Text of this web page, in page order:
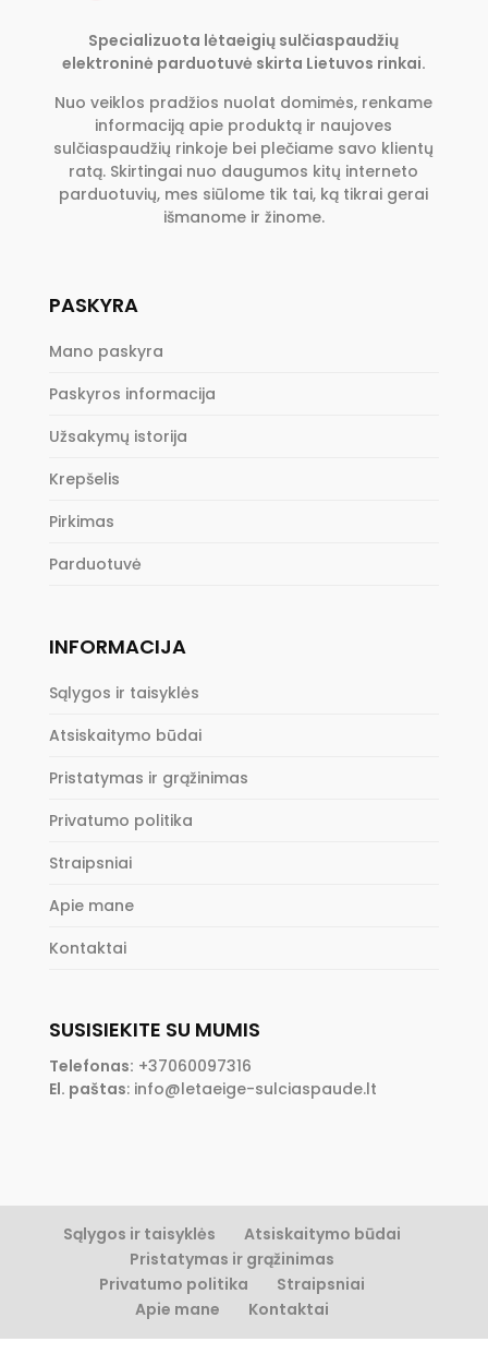
Specializuota lėtaeigių sulčiaspaudžių
elektroninė parduotuvė skirta Lietuvos rinkai.
Nuo veiklos pradžios nuolat domimės, renkame
informaciją apie produktą ir naujoves
sulčiaspaudžių rinkoje bei plečiame savo klientų
ratą. Skirtingai nuo daugumos kitų interneto
parduotuvių, mes siūlome tik tai, ką tikrai gerai
išmanome ir žinome.
PASKYRA
Mano paskyra
Paskyros informacija
Užsakymų istorija
Krepšelis
Pirkimas
Parduotuvė
INFORMACIJA
Sąlygos ir taisyklės
Atsiskaitymo būdai
Pristatymas ir grąžinimas
Privatumo politika
Straipsniai
Apie mane
Kontaktai
SUSISIEKITE SU MUMIS
Telefonas: +37060097316
El. paštas: info@letaeige-sulciaspaude.lt
Sąlygos ir taisyklės
Atsiskaitymo būdai
Pristatymas ir grąžinimas
Privatumo politika
Straipsniai
Apie mane
Kontaktai